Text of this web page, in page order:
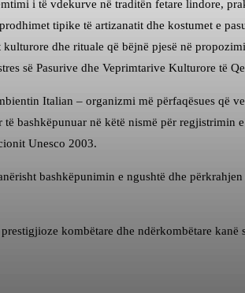
i të vdekurve në traditën fetare lindore,
tipike të artizanatit dhe kostumet e
dhe rituale që bëjnë pjesë në
së Pasurive dhe Veprimtarive Kulturore të
Italian – organizmi më përfaqësues që
bashkëpunuar në këtë nismë për
Unesco 2003.
bashkëpunimin e ngushtë dhe
kombëtare dhe ndërkombëtare